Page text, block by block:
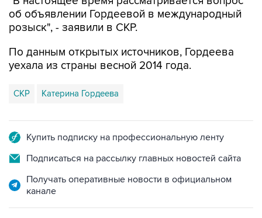
об объявлении Гордеевой в международный
розыск", - заявили в СКР.
По данным открытых источников, Гордеева
уехала из страны весной 2014 года.
СКР Катерина Гордеева
Купить подписку на профессиональную ленту
Подписаться на рассылку главных новостей сайта
Получать оперативные новости в официальном
канале